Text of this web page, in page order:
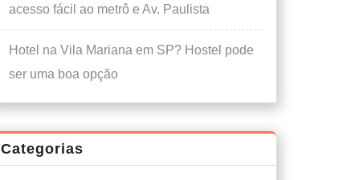
acesso fácil ao metrô e Av. Paulista
Hotel na Vila Mariana em SP? Hostel pode
ser uma boa opção
Categorias